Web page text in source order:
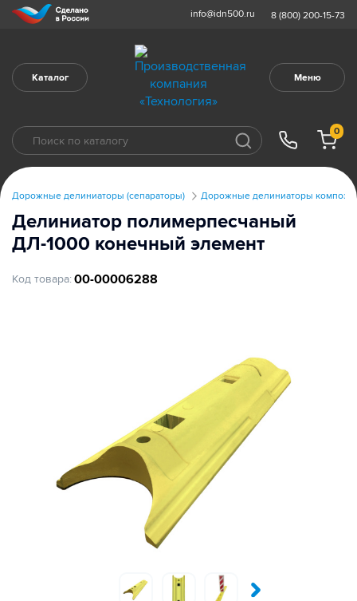
info@idn500.ru 8 (800) 200-15-73
Каталог Меню
0
Дорожные делиниаторы (сепараторы) Дорожные делиниаторы
Делиниатор полимерпесчаный
ДЛ-1000 конечный элемент
Код товара: 00-00006288